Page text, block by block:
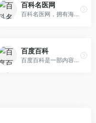
百科名医网
百科名医网，拥有海量的精准医学内容，为大众提供了可靠、科学、实用的健康科普知识，让大众面对网络医疗健康信息不再迷茫。
百度百科
百度百科是一部内容开放、自由的网络百科全书，旨在创造一个涵盖所有领域知识，服务所有互联网用户的中文知识性百科全书。在这里你可以参与词条编辑，分享贡献你的知识。